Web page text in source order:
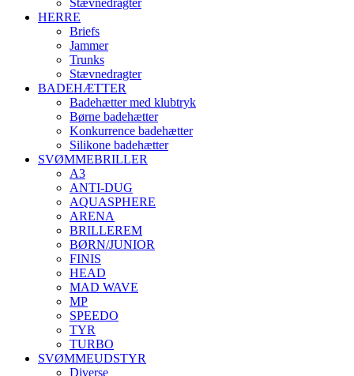
Stævnedragter
HERRE
Briefs
Jammer
Trunks
Stævnedragter
BADEHÆTTER
Badehætter med klubtryk
Børne badehætter
Konkurrence badehætter
Silikone badehætter
SVØMMEBRILLER
A3
ANTI-DUG
AQUASPHERE
ARENA
BRILLEREM
BØRN/JUNIOR
FINIS
HEAD
MAD WAVE
MP
SPEEDO
TYR
TURBO
SVØMMEUDSTYR
Diverse